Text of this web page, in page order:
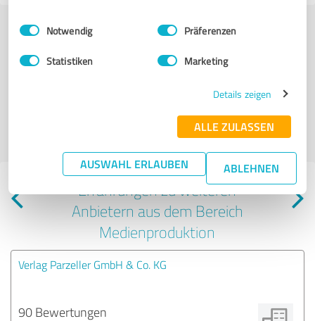
Impressum Datenschutzbestimmungen
Einwilligungsauswahl
Notwendig Präferenzen
Statistiken Marketing
Details zeigen
ALLE ZULASSEN
AUSWAHL ERLAUBEN ABLEHNEN
Jetzt bewerten
Alle Bewertungen und Erfahrungen zu Collin König | Podcast & Audio
Editing sind subjektive Meinungen der Verfasser | Für den Inhalt der Seite
| Profil aktiv seit 03.04.2025 |
|Profil melden
Erfahrungen zu weiteren
Anbietern aus dem Bereich
Medienproduktion
Verlag Parzeller GmbH & Co. KG
90 Bewertungen